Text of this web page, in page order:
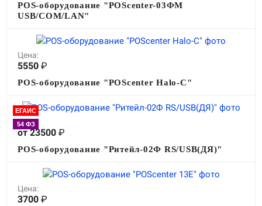
POS-оборудование "POScenter-03ФМ
USB/COM/LAN"
Цена:
5550 ₽
POS-оборудование "POScenter Halo-C"
ЕГАИС
54 ФЗ
Цена:
от 23500 ₽
POS-оборудование "Ритейл-02Ф RS/USB(ДЯ)"
Цена:
3700 ₽